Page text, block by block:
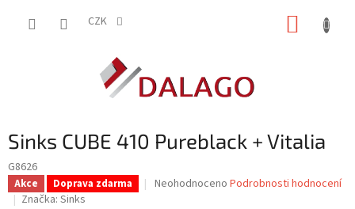
CZK
Sinks CUBE 410 Pureblack + Vitalia
G8626
Akce Doprava zdarma
Průměrné
Neohodnoceno Podrobnosti hodnocení
Značka: Sinks